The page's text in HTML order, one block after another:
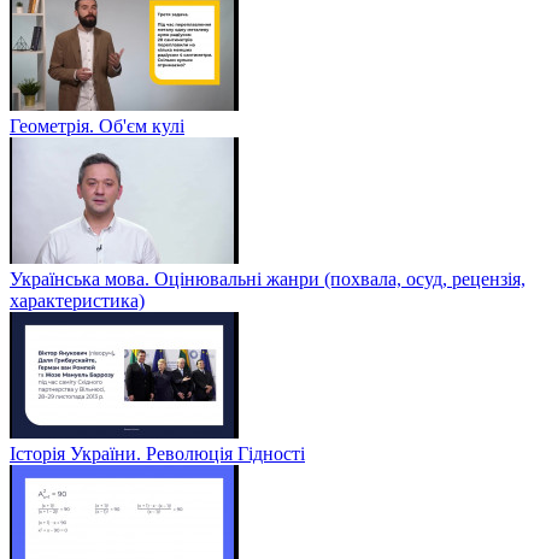
Геометрія. Об'єм кулі
Українська мова. Оцінювальні жанри (похвала, осуд, рецензія,
характеристика)
Історія України. Революція Гідності